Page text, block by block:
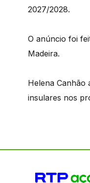
2027/2028.
O anúncio foi
Madeira.
Helena Canhão
insulares nos